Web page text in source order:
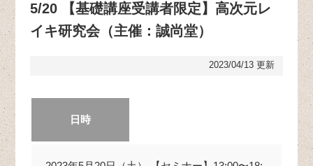
5/20 【基礎講座受講者限定】高次元レ
イキ研究会（主催：誠尚堂）
2023/04/13 更新
日時